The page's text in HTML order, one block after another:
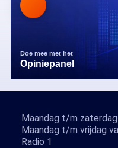
Doe mee met het
Opiniepanel
Maandag t/m
Maandag t/m vrijdag
Radio 1